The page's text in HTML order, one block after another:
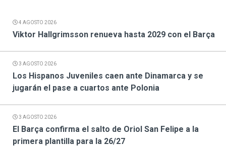
4 AGOSTO 2026
Viktor Hallgrimsson renueva hasta 2029 con el Barça
3 AGOSTO 2026
Los Hispanos Juveniles caen ante Dinamarca y se
jugarán el pase a cuartos ante Polonia
3 AGOSTO 2026
El Barça confirma el salto de Oriol San Felipe a la
primera plantilla para la 26/27